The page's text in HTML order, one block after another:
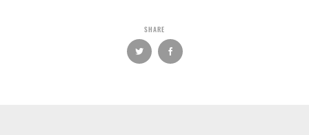
SHARE